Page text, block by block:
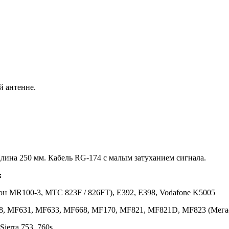
антенне.
250 мм. Кабель RG-174 с малым затуханием сигнала.
MR100-3, МТС 823F / 826FT), E392, E398, Vodafone K5005
MF631, MF633, MF668, MF170, MF821, MF821D, MF823
753, 760s